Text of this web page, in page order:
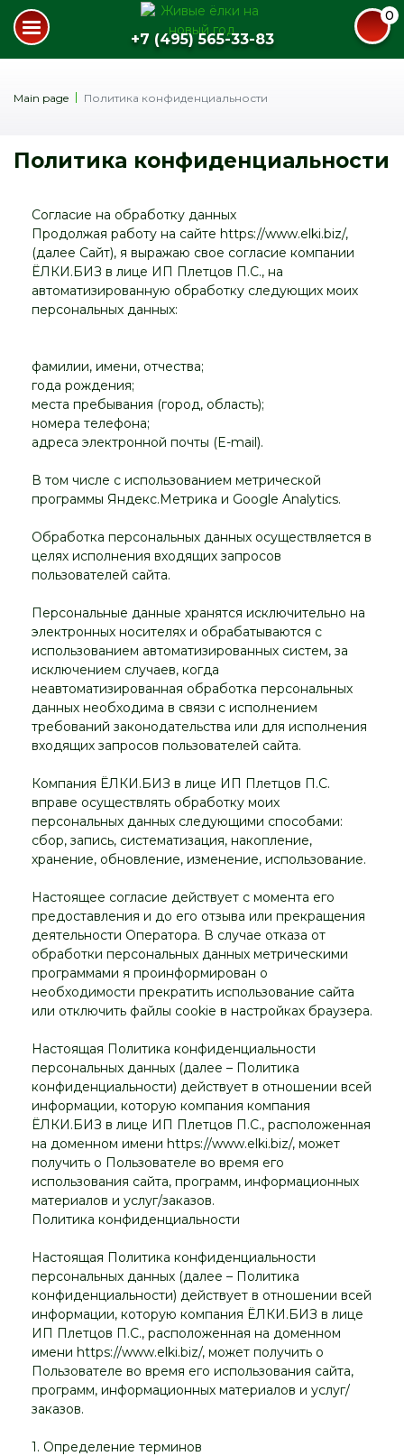
+7 (495) 565-33-83
0
Main page Политика конфиденциальности
Политика конфиденциальности
Согласие на обработку данных
Продолжая работу на сайте https://www.elki.biz/,
(далее Сайт), я выражаю свое согласие компании
ЁЛКИ.БИЗ в лице ИП Плетцов П.С., на
автоматизированную обработку следующих моих
персональных данных:
фамилии, имени, отчества;
года рождения;
места пребывания (город, область);
номера телефона;
адреса электронной почты (E-mail).
В том числе с использованием метрической
программы Яндекс.Метрика и Google Analytics.
Обработка персональных данных осуществляется в
целях исполнения входящих запросов
пользователей сайта.
Персональные данные хранятся исключительно на
электронных носителях и обрабатываются с
использованием автоматизированных систем, за
исключением случаев, когда
неавтоматизированная обработка персональных
данных необходима в связи с исполнением
требований законодательства или для исполнения
входящих запросов пользователей сайта.
Компания ЁЛКИ.БИЗ в лице ИП Плетцов П.С.
вправе осуществлять обработку моих
персональных данных следующими способами:
сбор, запись, систематизация, накопление,
хранение, обновление, изменение, использование.
Настоящее согласие действует с момента его
предоставления и до его отзыва или прекращения
деятельности Оператора. В случае отказа от
обработки персональных данных метрическими
программами я проинформирован о
необходимости прекратить использование сайта
или отключить файлы cookie в настройках браузера.
Настоящая Политика конфиденциальности
персональных данных (далее – Политика
конфиденциальности) действует в отношении всей
информации, которую компания компания
ЁЛКИ.БИЗ в лице ИП Плетцов П.С., расположенная
на доменном имени https://www.elki.biz/, может
получить о Пользователе во время его
использования сайта, программ, информационных
материалов и услуг/заказов.
Политика конфиденциальности
Настоящая Политика конфиденциальности
персональных данных (далее – Политика
конфиденциальности) действует в отношении всей
информации, которую компания ЁЛКИ.БИЗ в лице
ИП Плетцов П.С., расположенная на доменном
имени https://www.elki.biz/, может получить о
Пользователе во время его использования сайта,
программ, информационных материалов и услуг/
заказов.
1. Определение терминов